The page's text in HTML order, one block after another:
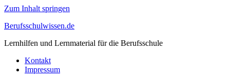
Zum Inhalt springen
Berufsschulwissen.de
Lernhilfen und Lernmaterial für die Berufsschule
Kontakt
Impressum